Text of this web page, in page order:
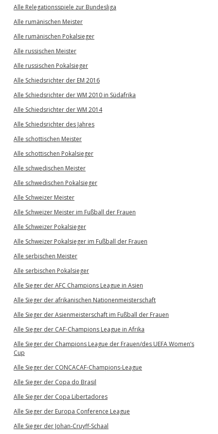
Alle Relegationsspiele zur Bundesliga
Alle rumänischen Meister
Alle rumänischen Pokalsieger
Alle russischen Meister
Alle russischen Pokalsieger
Alle Schiedsrichter der EM 2016
Alle Schiedsrichter der WM 2010 in Südafrika
Alle Schiedsrichter der WM 2014
Alle Schiedsrichter des Jahres
Alle schottischen Meister
Alle schottischen Pokalsieger
Alle schwedischen Meister
Alle schwedischen Pokalsieger
Alle Schweizer Meister
Alle Schweizer Meister im Fußball der Frauen
Alle Schweizer Pokalsieger
Alle Schweizer Pokalsieger im Fußball der Frauen
Alle serbischen Meister
Alle serbischen Pokalsieger
Alle Sieger der AFC Champions League in Asien
Alle Sieger der afrikanischen Nationenmeisterschaft
Alle Sieger der Asienmeisterschaft im Fußball der Frauen
Alle Sieger der CAF-Champions League in Afrika
Alle Sieger der Champions League der Frauen/des UEFA Women’s
Cup
Alle Sieger der CONCACAF-Champions-League
Alle Sieger der Copa do Brasil
Alle Sieger der Copa Libertadores
Alle Sieger der Europa Conference League
Alle Sieger der Johan-Cruyff-Schaal